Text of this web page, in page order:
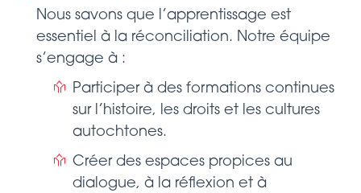
Nous savons que l’apprentissage est
essentiel à la réconciliation. Notre équipe
s’engage à :
Participer à des formations continues
sur l’histoire, les droits et les cultures
autochtones.
Créer des espaces propices au
dialogue, à la réflexion et à